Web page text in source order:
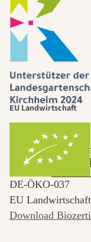
Über
EU Landwirtschaft
DE‑ÖKO‑037
EU Landwirtschaft
Download